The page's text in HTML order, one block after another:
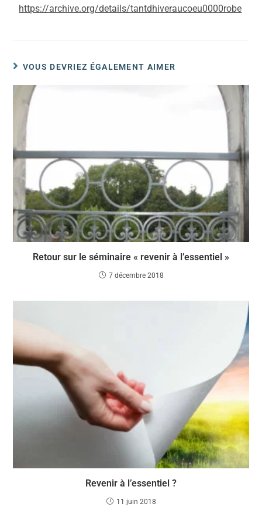
https://archive.org/details/tantdhiveraucoeu0000robe
VOUS DEVRIEZ ÉGALEMENT AIMER
Retour sur le séminaire « revenir à l’essentiel »
7 décembre 2018
Revenir à l’essentiel ?
11 juin 2018